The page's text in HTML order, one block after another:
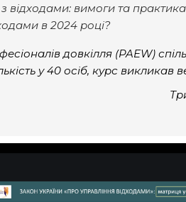
вимоги та
в 2024 році?
довкілля (PAEW)
у 40 осіб, курс викликав